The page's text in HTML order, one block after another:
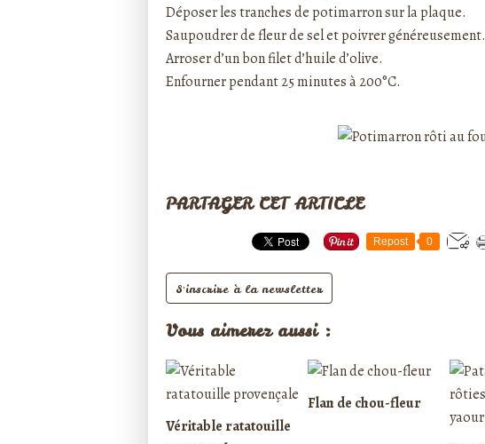
Déposer les tranches de potimarron sur la plaque.
Saupoudrer de fleur de sel et poivrer généreusement.
Arroser d’un bon filet d’huile d’olive.
Enfourner pendant 25 minutes à 200°C.
PARTAGER CET ARTICLE
Repost 0
S'inscrire à la newsletter
Vous aimerez aussi :
Véritable ratatouille
Flan de chou-fleur